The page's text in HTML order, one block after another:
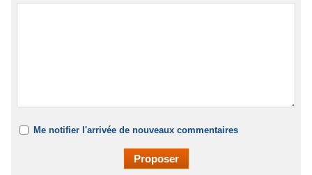
Me notifier l'arrivée de nouveaux commentaires